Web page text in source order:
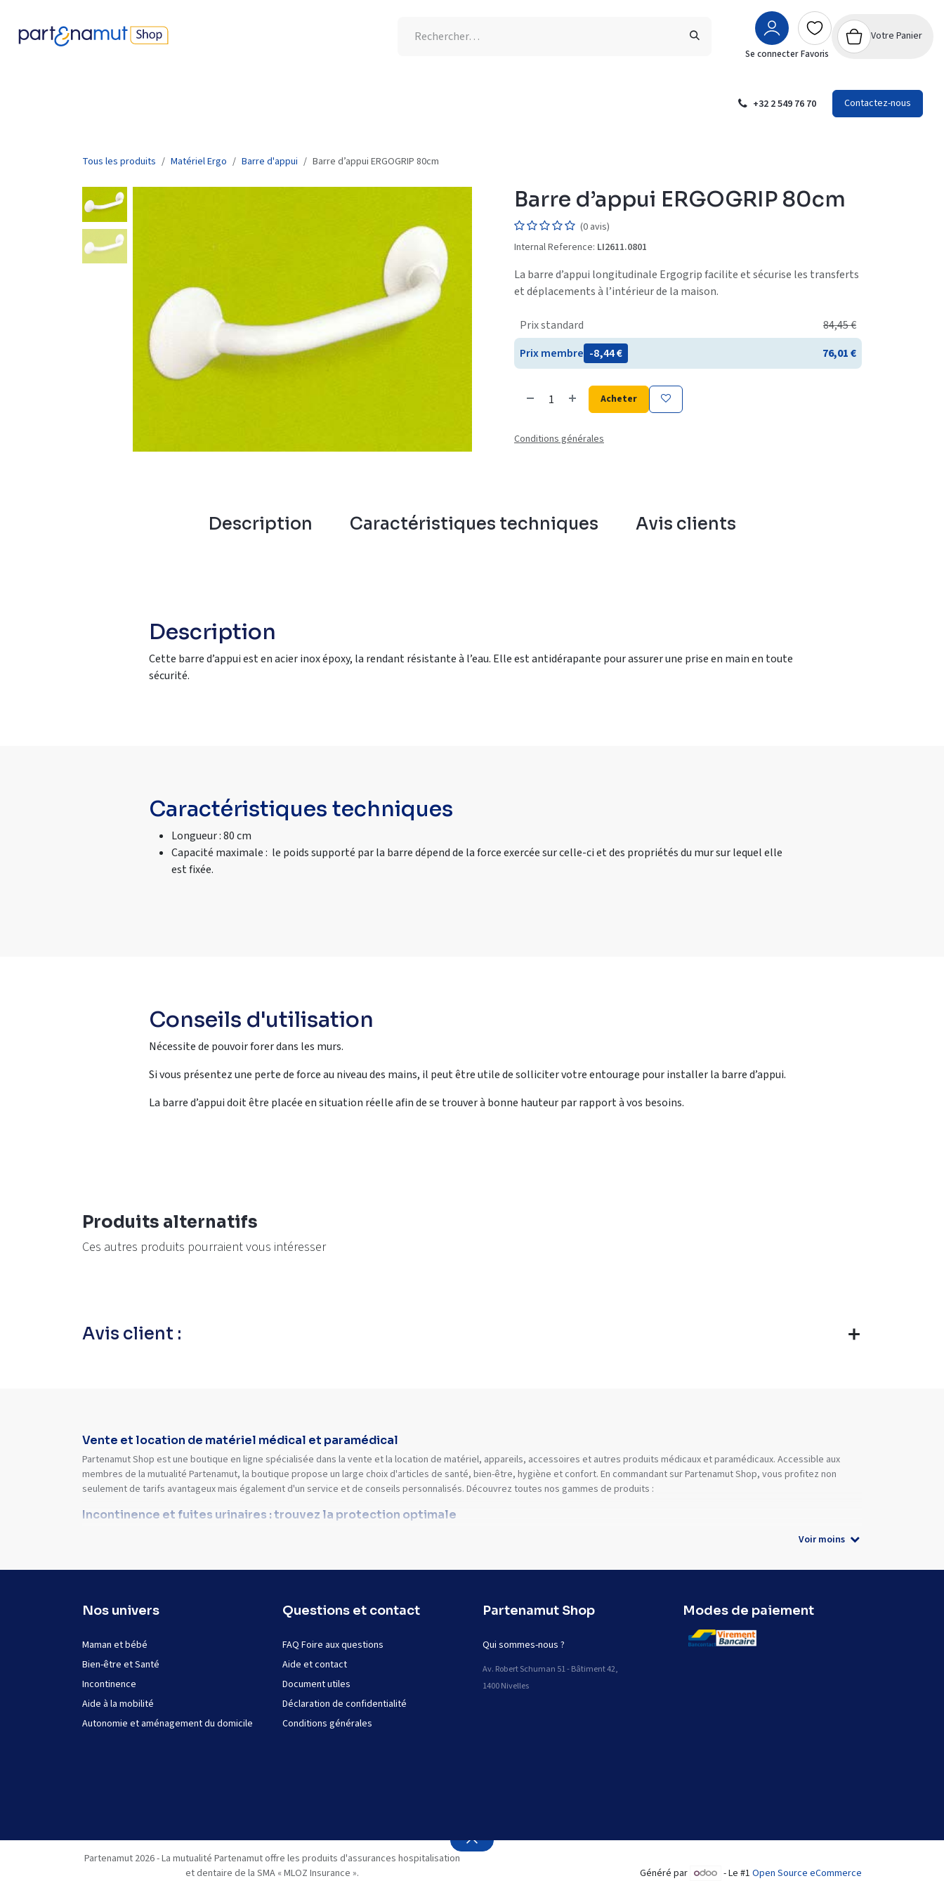
Se connecter Favoris
Votre Panier
+32 2 549 76 70 Contactez-nous
Tous les produits Matériel Ergo Barre d'appui Barre d’appui ERGOGRIP 80cm
Barre d’appui ERGOGRIP 80cm
(0 avis)
Internal Reference: LI2611.0801
La barre d’appui longitudinale Ergogrip facilite et sécurise les transferts
et déplacements à l’intérieur de la maison.
Prix standard 84,45€
Prix membre - 8,44€ 76,01€
Acheter
Conditions générales
Description Caractéristiques techniques Avis clients
Description
Cette barre d’appui est en acier inox époxy, la rendant résistante à l’eau. Elle est antidérapante pour assurer une prise en main en toute
sécurité.
Caractéristiques techniques
Longueur : 80 cm
Capacité maximale : le poids supporté par la barre dépend de la force exercée sur celle-ci et des propriétés du mur sur lequel elle
est fixée.
Conseils d'utilisation
Nécessite de pouvoir forer dans les murs.
Si vous présentez une perte de force au niveau des mains, il peut être utile de solliciter votre entourage pour installer la barre d’appui.
La barre d’appui doit être placée en situation réelle afin de se trouver à bonne hauteur par rapport à vos besoins.
Produits alternatifs
Ces autres produits pourraient vous intéresser
Avis client :
Vente et location de matériel médical et paramédical
Partenamut Shop est une boutique en ligne spécialisée dans la vente et la location de matériel, appareils, accessoires et autres produits médicaux et paramédicaux. Accessible aux
membres de la mutualité Partenamut, la boutique propose un large choix d'articles de santé, bien-être, hygiène et confort. En commandant sur Partenamut Shop, vous profitez non
seulement de tarifs avantageux mais également d'un service et de conseils personnalisés. Découvrez toutes nos gammes de produits :
Incontinence et fuites urinaires : trouvez la protection optimale
Voir moins
Nos univers
Maman et bébé
Bien-être et Santé
Incontinence
Aide à la mobilité
Autonomie et aménagement du domicile
Questions et contact
FAQ Foire aux questions
Aide et contact
Document utiles
Déclaration de confidentialité
Conditions générales
Partenamut Shop
Qui sommes-nous ?
Av. Robert Schuman 51 - Bâtiment 42,
1400 Nivelles
Modes de paiement
Partenamut 2026 - La mutualité Partenamut offre les produits d'assurances hospitalisation
et dentaire de la SMA « MLOZ Insurance ».
Généré par - Le #1 Open Source eCommerce